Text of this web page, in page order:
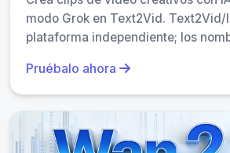
Flexible: puedes probar
costo adicional.
plazos o necesitas validar ideas antes
reales.
modo Grok en Text2Vid. Text2Vid/
plataforma independiente; los
Pruébalo ahora